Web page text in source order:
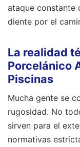
ataque constante
diente por el
La realidad
Porcelánico
Piscinas
Mucha gente se
rugosidad. No
sirven para el
normativas